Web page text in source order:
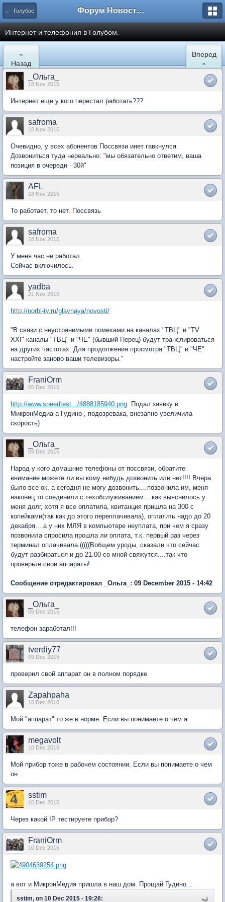
← Голубое Форум Новостройки
Интернет и телефония в Голубом.
«
Назад
Вперед
»
_Ольга_
18 Nov 2015
Интернет еще у кого перестал работать???
safroma
18 Nov 2015
Очевидно, у всех абонентов Поссвязи инет гавкнулся.
Дозвониться туда нереально: "мы обязательно ответим, ваша
позиция в очереди - 30й"
AFL
18 Nov 2015
То работает, то нет. Поссвязь
safroma
18 Nov 2015
У меня час не работал.
Сейчас включилось.
yadba
21 Nov 2015
http://norbi-tv.ru/glavnaya/novosti/
"В связи с неустранимыми помехами на каналах "ТВЦ" и "TV
XXI" каналы "ТВЦ" и "ЧЕ" (бывший Перец) будут транслироваться
на других частотах. Для продолжения просмотра "ТВЦ" и "ЧЕ"
настройте заново ваши телевизоры."
FraniOrm
05 Dec 2015
http://www.speedtest.../4888185940.png Подал заявку в
МикронМедиа а Гудино , подозревака, внезапно увеличила
скорость)
_Ольга_
09 Dec 2015
Народ у кого домашние телефоны от поссвязи, обратите
внимание можете ли вы кому нибудь дозвонить или нет!!!! Вчера
было все ок, а сегодня не могу дозвонить....позвонила им, меня
наконец то соединили с техобслуживанием....как выяснилось у
меня долг, хотя я все оплатила, квитанция пришла на 300 с
копейками(так как до этого переплачивала), оплатить надо до 20
декабря....а у них МЛЯ в компьютере неуплата, при чем я сразу
позвонила спросила прошла ли оплата, т.к. первый раз через
терминал оплачивала.(((((Вобщем уроды, сказали что сейчас
будут разбираться и до 21.00 со мной свяжутся....так что
проверьте свои аппараты!
Сообщение отредактировал _Ольга_: 09 December 2015 - 14:42
_Ольга_
09 Dec 2015
телефон заработал!!!
tverdiy77
09 Dec 2015
проверил свой аппарат он в полном порядке
Zapahpaha
10 Dec 2015
Мой "аппарат" то же в норме. Если вы понимаете о чем я
megavolt
10 Dec 2015
Мой прибор тоже в рабочем состоянии. Если вы понимаете о чем
он
sstim
10 Dec 2015
Через какой IP тестируете прибор?
FraniOrm
10 Dec 2015
а вот и МикронМедия пришла в наш дом. Прощай Гудино...
sstim, on 10 Dec 2015 - 19:26: